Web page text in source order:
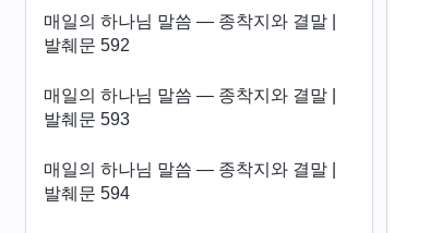
매일의 하나님 말씀 ― 종착지와 결말 |
발췌문 592
매일의 하나님 말씀 ― 종착지와 결말 |
발췌문 593
매일의 하나님 말씀 ― 종착지와 결말 |
발췌문 594